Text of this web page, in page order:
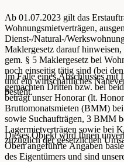
Ab 01.07.2023 gilt das
Wohnungsmietverträgen,
Dienst-/Natural-/
Maklergesetz darauf
gem. § 5 Maklergesetz bei
noch einseitig tätig sind (bei
und ein wirtschaftliches
besteht.
Im Falle eines Abschlusses mit
gemachten Dritten bzw. bei
beträgt unser Honorar (lt.
Bruttomonatsmieten (BMM)
sowie Suchaufträgen, 3 BMM
Lagermietverträgen sowie bei
zuzüglich der gesetzlichen
Dieses Objekt wird Ihnen
Oben angeführte Angaben
des Eigentümers und sind